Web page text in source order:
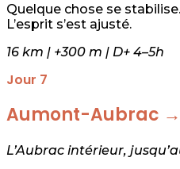
Quelque chose se
L’esprit s’est ajusté.
16 km | +300 m | D+ 4–5h
Jour 7
Aumont-Aubrac
L’Aubrac intérieur,